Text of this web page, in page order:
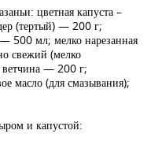
цветная капуста –
(тертый) — 200 г;
500 мл; мелко нарезанная
свежий (мелко
— 200 г;
масло (для смазывания);
и капустой: